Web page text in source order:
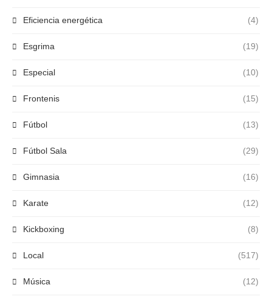
Eficiencia energética (4)
Esgrima (19)
Especial (10)
Frontenis (15)
Fútbol (13)
Fútbol Sala (29)
Gimnasia (16)
Karate (12)
Kickboxing (8)
Local (517)
Música (12)